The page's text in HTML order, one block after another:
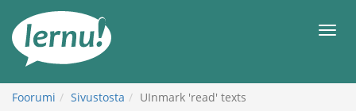
sisältöön
Foorumi Sivustosta UInmark 'read' texts